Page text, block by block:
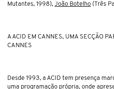
Mutantes, 1998), João Botelho (Três
A ACID EM CANNES, UMA SECÇÃO
CANNES
Desde 1993, a ACID tem presença
uma programação própria, onde